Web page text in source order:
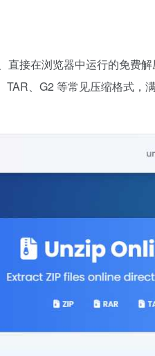
直接在浏览器中运行的免费
、G2 等常见压缩格式，